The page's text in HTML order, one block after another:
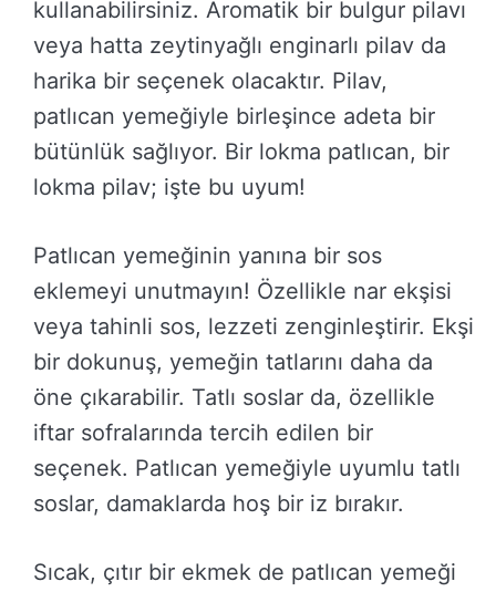
kullanabilirsiniz. Aromatik bir bulgur pilavı
veya hatta zeytinyağlı enginarlı pilav da
harika bir seçenek olacaktır. Pilav,
patlıcan yemeğiyle birleşince adeta bir
bütünlük sağlıyor. Bir lokma patlıcan, bir
lokma pilav; işte bu uyum!
Patlıcan yemeğinin yanına bir sos
eklemeyi unutmayın! Özellikle nar ekşisi
veya tahinli sos, lezzeti zenginleştirir. Ekşi
bir dokunuş, yemeğin tatlarını daha da
öne çıkarabilir. Tatlı soslar da, özellikle
iftar sofralarında tercih edilen bir
seçenek. Patlıcan yemeğiyle uyumlu tatlı
soslar, damaklarda hoş bir iz bırakır.
Sıcak, çıtır bir ekmek de patlıcan yemeği